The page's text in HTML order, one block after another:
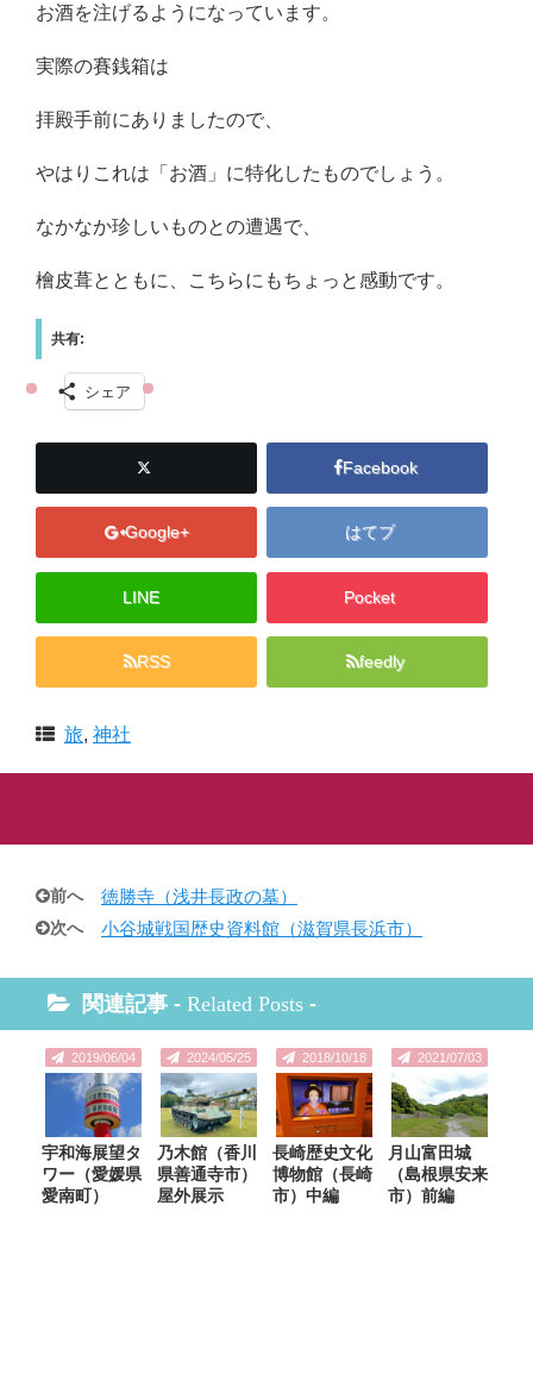
お酒を注げるようになっています。
実際の賽銭箱は
拝殿手前にありましたので、
やはりこれは「お酒」に特化したものでしょう。
なかなか珍しいものとの遭遇で、
檜皮葺とともに、こちらにもちょっと感動です。
共有:
シェア
Facebook
Google+ はてブ
LINE Pocket
RSS feedly
旅, 神社
前へ 徳勝寺（浅井長政の墓）
次へ 小谷城戦国歴史資料館（滋賀県長浜市）
関連記事 - Related Posts -
2019/06/04
宇和海展望タ
ワー（愛媛県
愛南町）
2024/05/25
乃木館（香川
県善通寺市）
屋外展示
2018/10/18
長崎歴史文化
博物館（長崎
市）中編
2021/07/03
月山富田城
（島根県安来
市）前編